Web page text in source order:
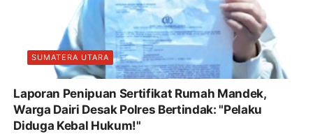
SUMATERA UTARA
Laporan Penipuan Sertifikat Rumah Mandek,
Warga Dairi Desak Polres Bertindak: "Pelaku
Diduga Kebal Hukum!"